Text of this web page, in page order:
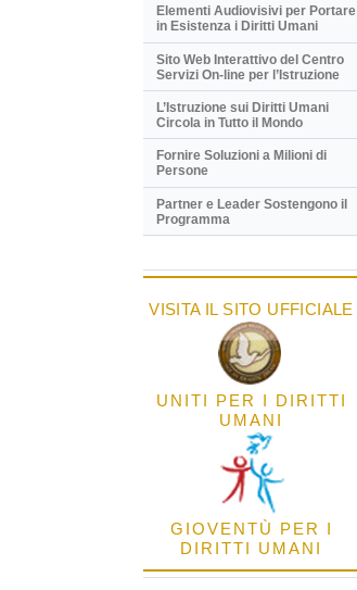
Elementi Audiovisivi per Portare
in Esistenza i Diritti Umani
Sito Web Interattivo del Centro
Servizi On-line per l’Istruzione
L’Istruzione sui Diritti Umani
Circola in Tutto il Mondo
Fornire Soluzioni a Milioni di
Persone
Partner e Leader Sostengono il
Programma
VISITA IL SITO UFFICIALE
UNITI PER I DIRITTI
UMANI
GIOVENTÙ PER I
DIRITTI UMANI